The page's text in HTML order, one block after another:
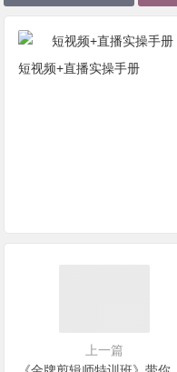
短视频+直播实操手册
上一篇